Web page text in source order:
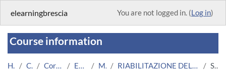
elearningbrescia You are not logged in. (Log in)
Course information
Home Courses Corsi Istituzionali Esami on line Medicina RIABILITAZIONE DELLE PATOLOGIE NEUROLOGICHE - ESAME Summary